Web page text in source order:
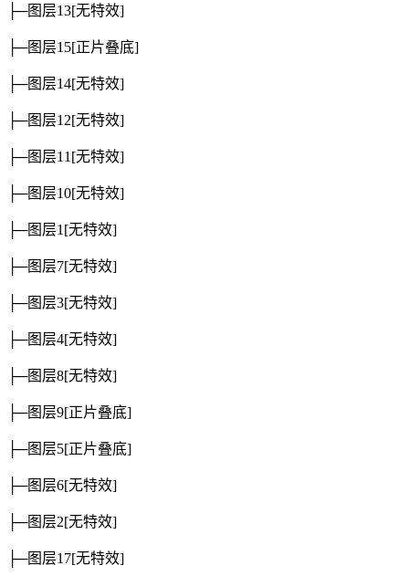
├─图层13[无特效]
├─图层15[正片叠底]
├─图层14[无特效]
├─图层12[无特效]
├─图层11[无特效]
├─图层10[无特效]
├─图层1[无特效]
├─图层7[无特效]
├─图层3[无特效]
├─图层4[无特效]
├─图层8[无特效]
├─图层9[正片叠底]
├─图层5[正片叠底]
├─图层6[无特效]
├─图层2[无特效]
├─图层17[无特效]